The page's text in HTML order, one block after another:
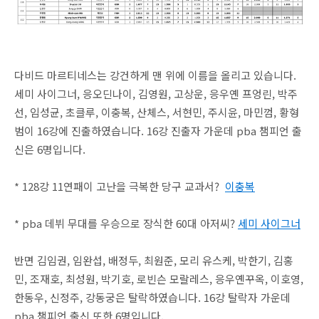
다비드 마르티네스는 강건하게 맨 위에 이름을 올리고 있습니다.
세미 사이그너, 응오딘나이, 김영원, 고상운, 응우옌 프엉린, 박주
선, 임성균, 초클루, 이충복, 산체스, 서현민, 주시윤, 마민껌, 황형
범이 16강에 진출하였습니다. 16강 진출자 가운데 pba 챔피언 출
신은 6명입니다.
* 128강 11연패이 고난을 극복한 당구 교과서? 이충복
* pba 데뷔 무대를 우승으로 장식한 60대 아저씨? 세미 사이그너
반면 김임권, 임완섭, 배정두, 최원준, 모리 유스케, 박한기, 김홍
민, 조재호, 최성원, 박기호, 로빈슨 모랄레스, 응우옌꾸옥, 이호영,
한동우, 신정주, 강동궁은 탈락하였습니다. 16강 탈락자 가운데
pba 챔피언 출신 또한 6명입니다.